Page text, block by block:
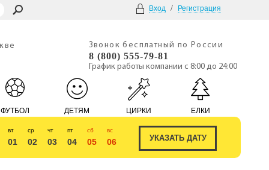
Вход / Регистрация
Звонок бесплатный по России
8 (800) 555-79-81
График работы компании с 8:00 до 24:00
ФУТБОЛ ДЕТЯМ ЦИРКИ ЕЛКИ
вт
01
ср
02
чт
03
пт
04
сб
05
вс
06